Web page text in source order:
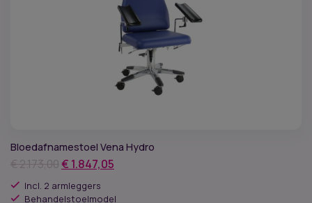
HEPA-filter
Bloedafnamestoel Vena Hydro
€2.173,00Oorspronkelijke
prijs
was:
€ 1.847,05
is:
Incl. 2 armleggers
Behandelstoelmodel